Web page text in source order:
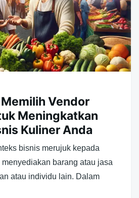
Vendor
Meningkatkan
Kuliner Anda
bisnis merujuk kepada
barang atau jasa
atau individu lain. Dalam